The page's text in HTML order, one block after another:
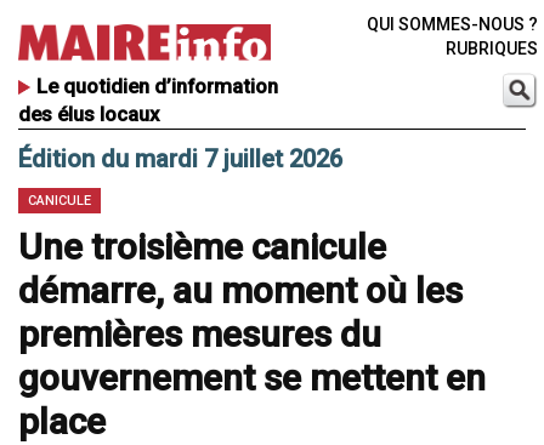
Le quotidien d’information
des élus locaux
QUI SOMMES-NOUS ?
RUBRIQUES
Édition du mardi 7 juillet 2026
CANICULE
Une troisième canicule
démarre, au moment où les
premières mesures du
gouvernement se mettent en
place